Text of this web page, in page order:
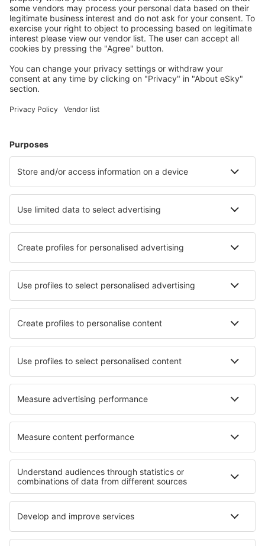
Accommodaties die u bevallen
Kies uit meer dan 1,3 miljoen accommodaties: hotels,
jeugdherbergen, appartementen en meer.
Meest gezochte hotels door eSky-gebruikers
Hotels in de Verenigde Staten - Populaire steden
Hotels in Kissimmee Hotels in Myrtle Beach
Hotels in Destin Hotels in Columbus Hotels in Frisco
Hotels in Tybee Island
Beste hotels - steden
Hotels in Frangarto Hotels Massignac
Hotels in Albalate de Zorita Hotels in Lu'an
Hotels in Danilovgrad Hotels in Tororo Hotels in Agde
Hotels in Bainton
Beste hotels - regio's
Hotels in Washington Hotels in Georgia
Hotels in Sequoia National Park Hotels in Delaware Beaches
Hotels in Louisiana Hotels in Antalya Regio
Hotels in het Pongolapoort Nature Reserve Hotels in Wales
Hotels in Burgundy Hotels in Val Cenis